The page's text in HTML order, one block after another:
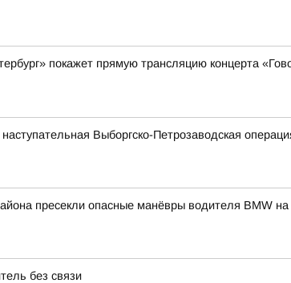
покажет прямую трансляцию концерта
Выборгско-Петрозаводская
пресекли опасные манёвры водителя BMW на
без связи